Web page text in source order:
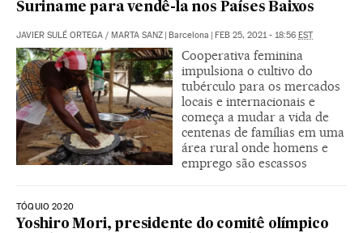
Suriname para vendê-la nos Países Baixos
JAVIER SULÉ ORTEGA / MARTA SANZ | Barcelona | FEB 25, 2021 - 18:56 EST
Cooperativa feminina
impulsiona o cultivo do
tubérculo para os mercados
locais e internacionais e
começa a mudar a vida de
centenas de famílias em uma
área rural onde homens e
emprego são escassos
TÓQUIO 2020
Yoshiro Mori, presidente do comitê olímpico